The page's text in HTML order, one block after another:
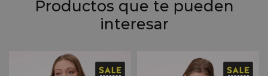
Productos que te pueden
interesar